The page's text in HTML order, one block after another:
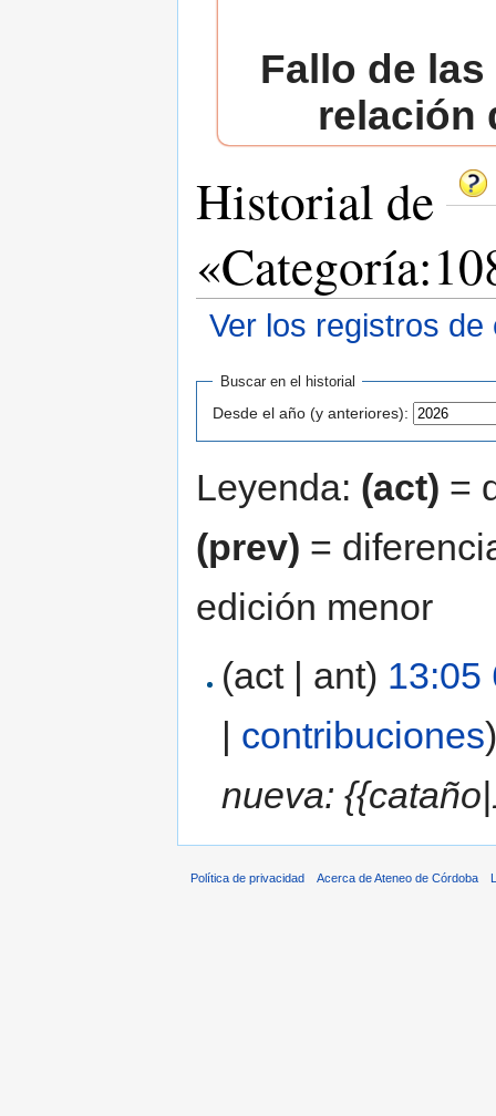
Fallo de
relación
Historial de
Ver los registros de
Buscar en el historial
Desde el año (y anteriores):
Leyenda: (act) =
(prev) =
edición menor
(act | ant) 13:05
| contribuciones
nueva:
Política de privacidad Acerca de Ateneo de Córdoba